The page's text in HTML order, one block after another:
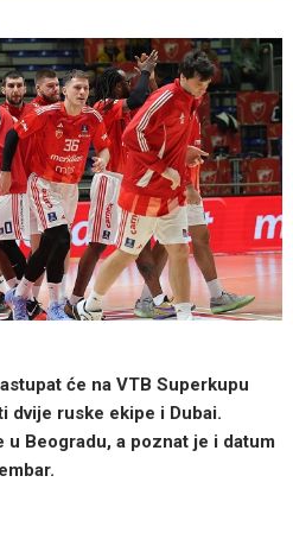
će na VTB Superkupu
dvije ruske ekipe i Dubai.
Beogradu, a poznat je i datum